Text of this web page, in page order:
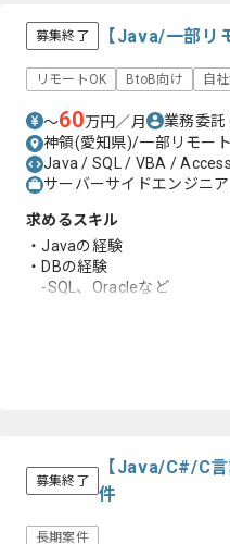
募集終了 【Java/一部リ
リモートOK BtoB向け 自
〜60万円／月 業務委託
神領(愛知県)/一部リモート
Java / SQL / VBA /
サーバーサイドエンジニ
求めるスキル
・Javaの経験
・DBの経験
-SQL、Oracleなど
募集終了
【Java/C#/C言
件
長期案件